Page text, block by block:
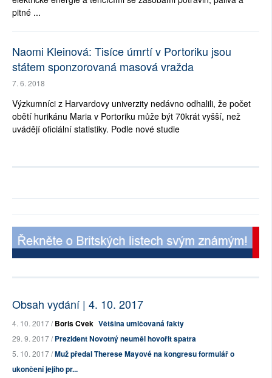
pitné ...
Naomi Kleinová: Tisíce úmrtí v Portoriku jsou
státem sponzorovaná masová vražda
7. 6. 2018
Výzkumníci z Harvardovy univerzity nedávno odhalili, že počet
obětí hurikánu Maria v Portoriku může být 70krát vyšší, než
uvádějí oficiální statistiky. Podle nové studie
Obsah vydání | 4. 10. 2017
4. 10. 2017 /Boris Cvek Většina umlčovaná fakty
29. 9. 2017 /Prezident Novotný neuměl hovořit spatra
5. 10. 2017 /Muž předal Therese Mayové na kongresu formulář o
ukončení jejího pr...